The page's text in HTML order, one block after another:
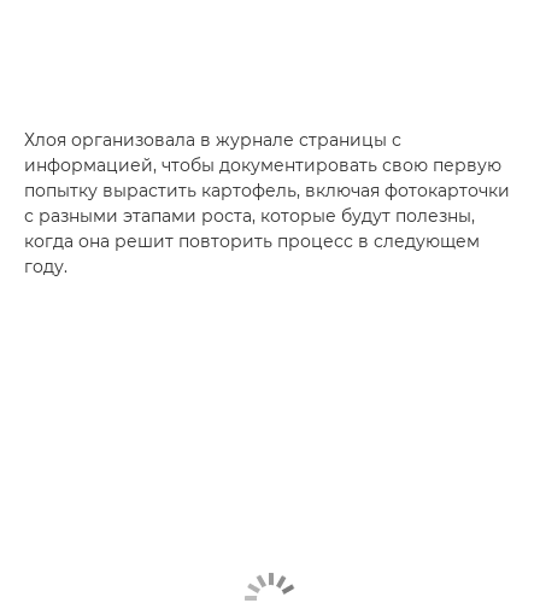
Хлоя организовала в журнале страницы с
информацией, чтобы документировать свою первую
попытку вырастить картофель, включая фотокарточки
с разными этапами роста, которые будут полезны,
когда она решит повторить процесс в следующем
году.